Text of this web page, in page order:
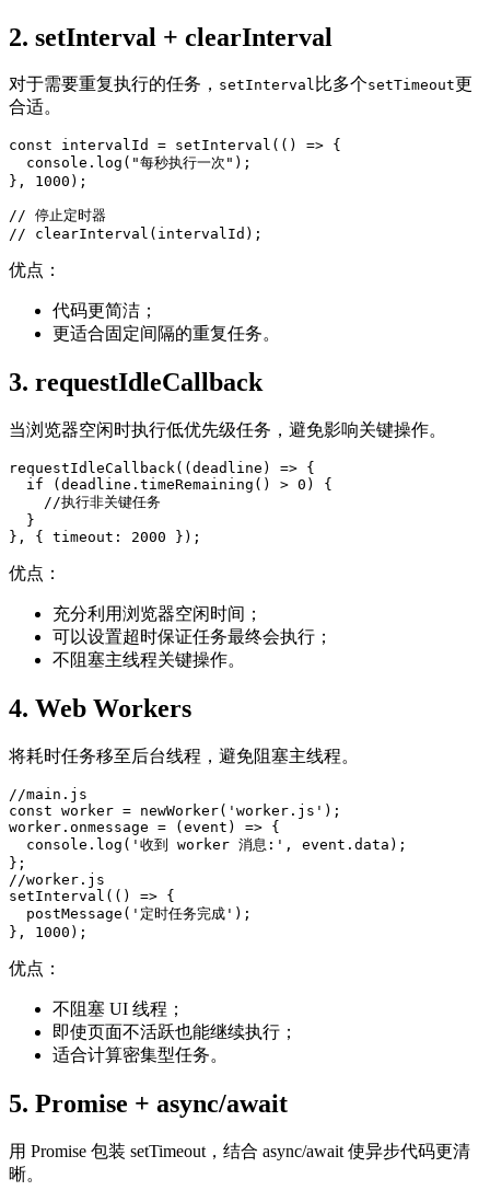
2. setInterval + clearInterval
对于需要重复执行的任务， setInterval 比多个setTimeout更
合适。
const intervalId = setInterval(() => {
console.log("每秒执行一次");
}, 1000);
// 停止定时器
// clearInterval(intervalId);
优点：
代码更简洁；
更适合固定间隔的重复任务。
3. requestIdleCallback
当浏览器空闲时执行低优先级任务，避免影响关键操作。
requestIdleCallback((deadline) => {
  if (deadline.timeRemaining() > 0) {
    //执行非关键任务
  }
}, { timeout: 2000 });
优点：
充分利用浏览器空闲时间；
可以设置超时保证任务最终会执行；
不阻塞主线程关键操作。
4. Web Workers
将耗时任务移至后台线程，避免阻塞主线程。
//main.js
const worker = newWorker('worker.js');
worker.onmessage = (event) => {
  console.log('收到 worker 消息:', event.data);
};
//worker.js
setInterval(() => {
  postMessage('定时任务完成');
}, 1000);
优点：
不阻塞 UI 线程；
即使页面不活跃也能继续执行；
适合计算密集型任务。
5. Promise + async/await
用 Promise 包装 setTimeout，结合 async/await 使异步代码更清
晰。